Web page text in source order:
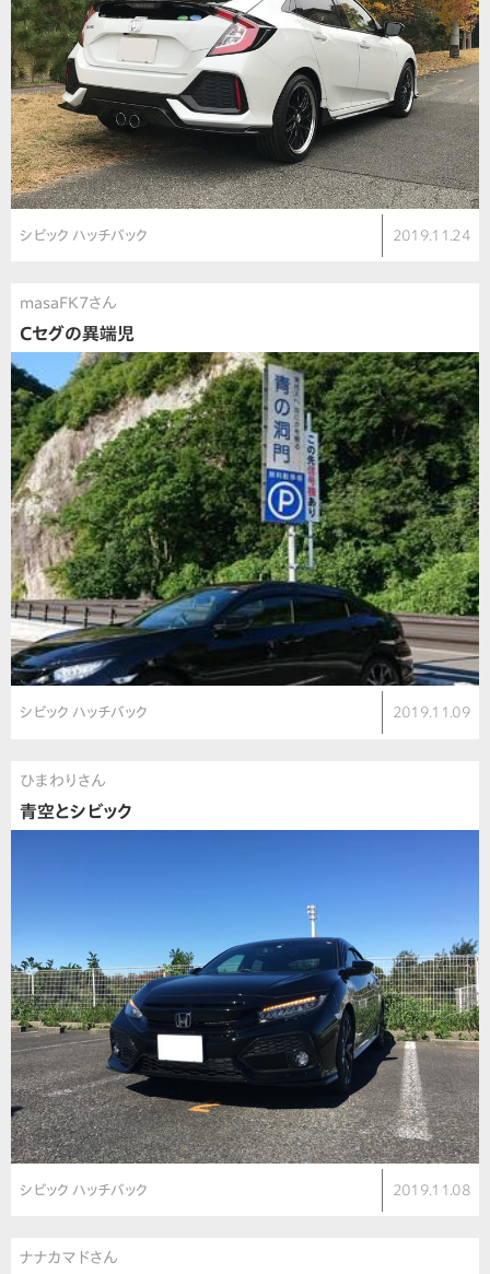
シビック ハッチバック 2019.11.24
masaFK7さん
Cセグの異端児
シビック ハッチバック 2019.11.09
ひまわりさん
青空とシビック
シビック ハッチバック 2019.11.08
ナナカマドさん